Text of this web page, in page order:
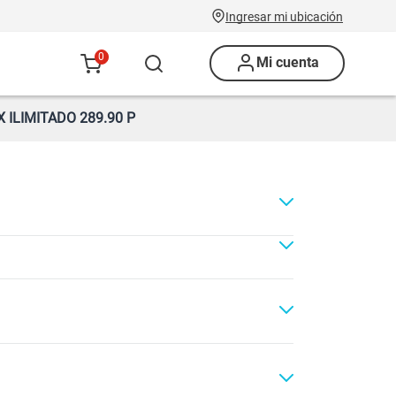
Ingresar mi ubicación
0 Mi cuenta
ILIMITADO 289.90 P